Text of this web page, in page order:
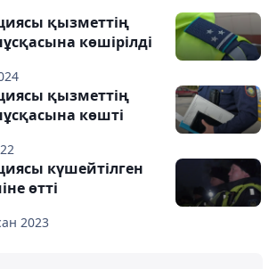
қызметтің
көшірілді
қызметтің
көшті
2023
күшейтілген
өтті